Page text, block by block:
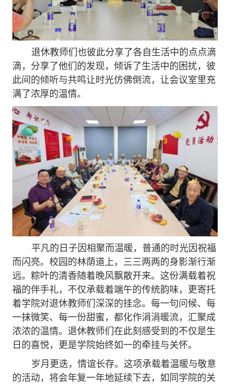
退休教师们也彼此分享了各自生活中的点点滴
滴，分享了他们的发现，倾诉了生活中的困扰，彼
此间的倾听与共鸣让时光仿佛倒流，让会议室里充
满了浓厚的温情。
平凡的日子因相聚而温暖，普通的时光因祝福
而闪亮。校园的林荫道上，三三两两的身影渐行渐
远。粽叶的清香随着晚风飘散开来。这份满载着祝
福的伴手礼，不仅承载着端午的传统韵味，更寄托
着学院对退休教师们深深的挂念。每一句问候、每
一抹微笑、每一份甜蜜，都化作涓涓暖流，汇聚成
浓浓的温情。退休教师们在此刻感受到的不仅是生
日的喜悦，更是学院始终如一的牵挂与关怀。
岁月更迭，情谊长存。这项承载着温暖与敬意
的活动，将会年复一年地延续下去，如同学院的关